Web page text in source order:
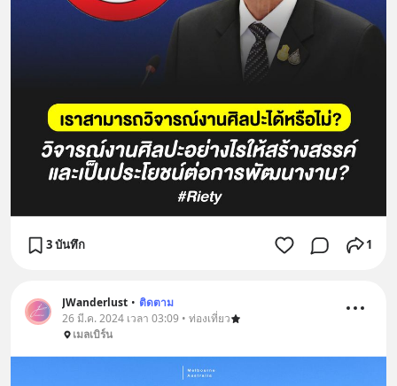
3 บันทึก 1
JWanderlust • ติดตาม
26 มี.ค. 2024 เวลา 03:09 • ท่องเที่ยว
เมลเบิร์น